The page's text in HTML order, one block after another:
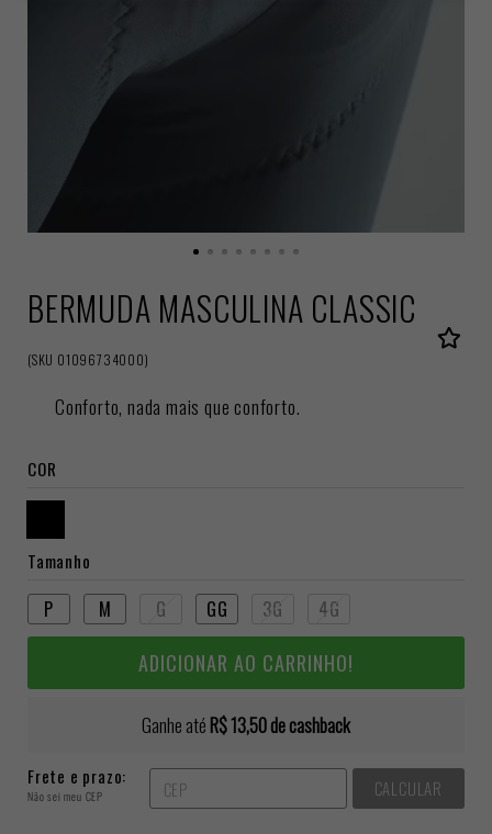
BERMUDA MASCULINA CLASSIC
(SKU 01096734000)
Conforto, nada mais que conforto.
COR
Tamanho
P M G GG 3G 4G
ADICIONAR AO CARRINHO!
Ganhe até R$ 13,50de cashback
Frete e prazo:
Não sei meu CEP CALCULAR